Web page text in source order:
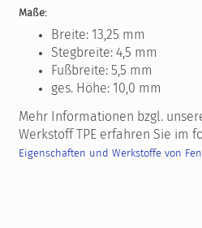
Maße:
Breite: 13,25 mm
Stegbreite: 4,5 mm
Fußbreite: 5,5 mm
ges. Höhe: 10,0 mm
Mehr Informationen bzgl.
Werkstoff TPE erfahren Sie im
Eigenschaften und Werkstoffe von